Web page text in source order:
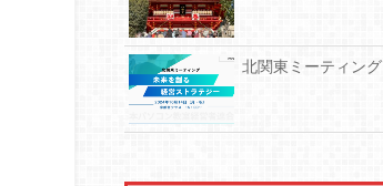
北関東ミーティング